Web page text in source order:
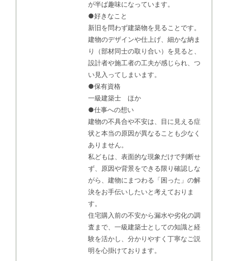
が半ば趣味になっています。
●好きなこと
新旧を問わず建築物を見ることです。
建物のデザインや仕上げ、細かな納ま
り（部材同士の取り合い）を見ると、
設計者や施工者の工夫が感じられ、つ
い見入ってしまいます。
●保有資格
一級建築士 ほか
●仕事への想い
建物の不具合や不安は、目に見える症
状と本当の原因が異なることも少なく
ありません。
私どもは、表面的な現象だけで判断せ
ず、原因や背景をできる限り確認しな
がら、建物にまつわる「困った」の解
決をお手伝いしたいと考えておりま
す。
住宅購入前の不安から漏水や劣化の調
査まで、一級建築士としての知識と経
験を活かし、分かりやすく丁寧なご説
明を心掛けております。